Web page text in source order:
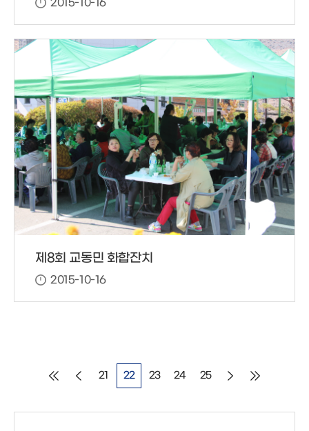
2015-10-16
제8회 교동민 화합잔치
2015-10-16
21 22 23 24 25